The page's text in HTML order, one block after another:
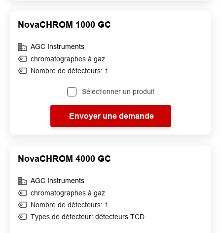
NovaCHROM 1000 GC
AGC Instruments
chromatographes à gaz
Nombre de détecteurs: 1
Sélectionner un produit
Envoyer une demande
NovaCHROM 4000 GC
AGC Instruments
chromatographes à gaz
Nombre de détecteurs: 1
Types de détecteur: détecteurs TCD